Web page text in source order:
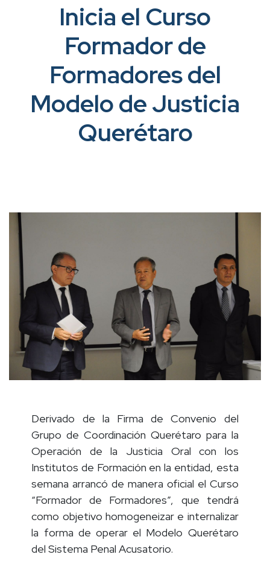
Inicia el Curso
Formador de
Formadores del
Modelo de Justicia
Querétaro
Derivado de la Firma de Convenio del
Grupo de Coordinación Querétaro para la
Operación de la Justicia Oral con los
Institutos de Formación en la entidad, esta
semana arrancó de manera oficial el Curso
“Formador de Formadores”, que tendrá
como objetivo homogeneizar e internalizar
la forma de operar el Modelo Querétaro
del Sistema Penal Acusatorio.